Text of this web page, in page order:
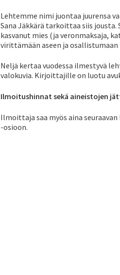
Lehtemme nimi juontaa juurensa
Sana Jäkkärä tarkoittaa siis
kasvanut mies (ja veronmaksaja,
virittämään aseen ja
Neljä kertaa vuodessa ilmestyvä
valokuvia. Kirjoittajille on luotu
Ilmoitushinnat sekä aineistojen
Ilmoittaja saa myös aina
-osioon.